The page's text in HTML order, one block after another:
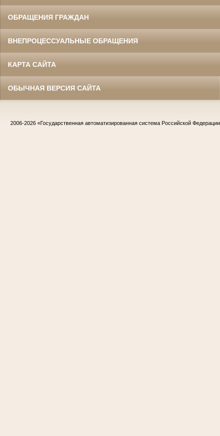
ОБРАЩЕНИЯ ГРАЖДАН
ВНЕПРОЦЕССУАЛЬНЫЕ ОБРАЩЕНИЯ
КАРТА САЙТА
ОБЫЧНАЯ ВЕРСИЯ САЙТА
2006-2026 «Государственная автоматизированная система Российской